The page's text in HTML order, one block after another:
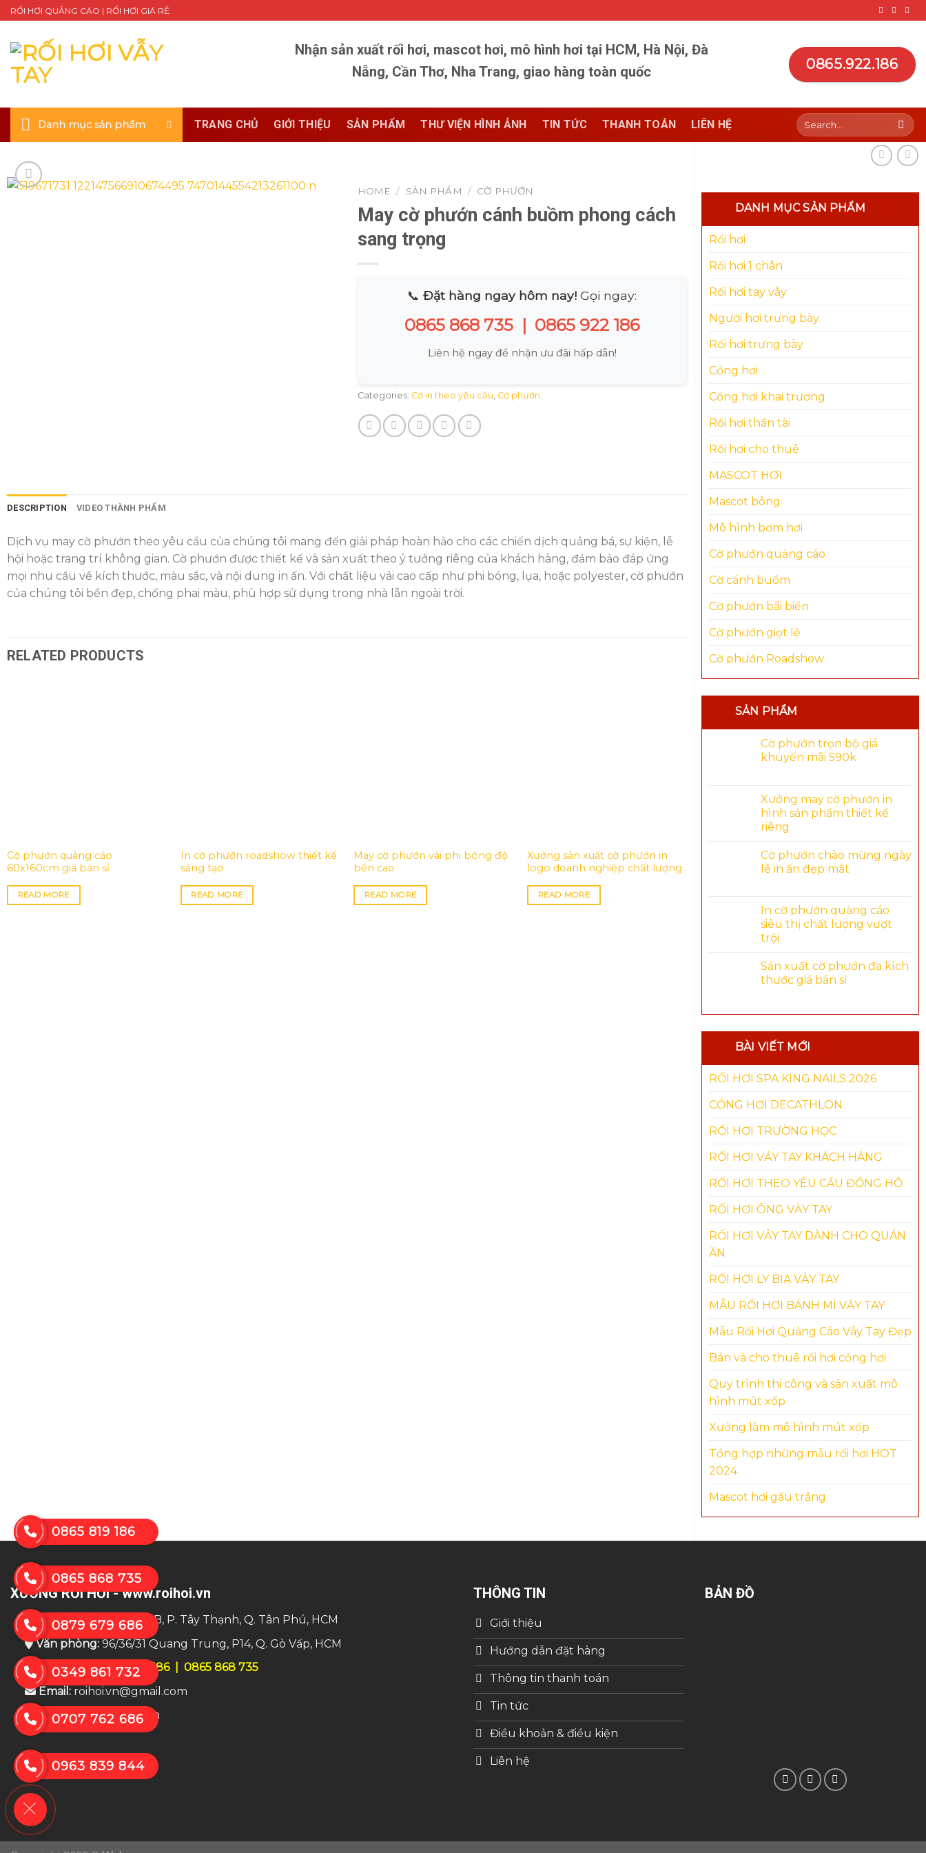
Skip
to
content
RỐI HƠI QUẢNG CÁO | RỐI HƠI GIÁ RẺ
Nhận sản xuất rối hơi, mascot hơi, mô hình hơi tại HCM, Hà Nội, Đà
Nẵng, Cần Thơ, Nha Trang, giao hàng toàn quốc
0865.922.186
Danh mục sản phẩm TRANG CHỦ GIỚI THIỆU SẢN PHẨM THƯ VIỆN HÌNH ẢNH TIN TỨC THANH TOÁN LIÊN HỆ
Search
for:
DANH MỤC SẢN PHẨM
Rối hơi
Rối hơi 1 chân
Rối hơi tay vẫy
Người hơi trưng bày
Rối hơi trưng bày
Cổng hơi
Cổng hơi khai trương
Rối hơi thần tài
Rối hơi cho thuê
MASCOT HƠI
Mascot bông
Mô hình bơm hơi
Cờ phướn quảng cáo
Cờ cánh buồm
Cờ phướn bãi biển
Cờ phướn giọt lệ
Cờ phướn Roadshow
SẢN PHẨM
Cờ phướn trọn bộ giá
khuyến mãi 590k
Xưởng may cờ phướn in
hình sản phẩm thiết kế
riêng
Cờ phướn chào mừng ngày
lễ in ấn đẹp mắt
In cờ phướn quảng cáo
siêu thị chất lượng vượt
trội
Sản xuất cờ phướn đa kích
thước giá bán sỉ
BÀI VIẾT MỚI
RỐI HƠI SPA KING NAILS 2026
CỔNG HƠI DECATHLON
RỐI HƠI TRƯỜNG HỌC
RỐI HƠI VẢY TAY KHÁCH HÀNG
RỐI HƠI THEO YÊU CẦU ĐỒNG HỒ
RỐI HƠI ÔNG VẢY TAY
RỐI HƠI VẢY TAY DÀNH CHO QUÁN
ĂN
RỐI HƠI LY BIA VẢY TAY
MẪU RỐI HƠI BÁNH MÌ VẢY TAY
Mẫu Rối Hơi Quảng Cáo Vẫy Tay Đẹp
Bán và cho thuê rối hơi cổng hơi
Quy trình thi công và sản xuất mô
hình mút xốp
Xưởng làm mô hình mút xốp
Tổng hợp những mẫu rối hơi HOT
2024
Mascot hơi gấu trắng
HOME / SẢN PHẨM / CỜ PHƯỚN
May cờ phướn cánh buồm phong cách
sang trọng
📞Đặt hàng ngay hôm nay! Gọi ngay:
0865 868 735 0865 922 186
Liên hệ ngay để nhận ưu đãi hấp dẫn!
Categories: Cờ in theo yêu cầu Cờ phướn
DESCRIPTION VIDEO THÀNH PHẨM
Dịch vụ may cờ phướn theo yêu cầu của chúng tôi mang đến giải pháp hoàn hảo cho các chiến dịch quảng bá, sự kiện, lễ
hội hoặc trang trí không gian. Cờ phướn được thiết kế và sản xuất theo ý tưởng riêng của khách hàng, đảm bảo đáp ứng
mọi nhu cầu về kích thước, màu sắc, và nội dung in ấn. Với chất liệu vải cao cấp như phi bóng, lụa, hoặc polyester, cờ phướn
của chúng tôi bền đẹp, chống phai màu, phù hợp sử dụng trong nhà lẫn ngoài trời.
RELATED PRODUCTS
Cờ phướn quảng cáo
60x160cm giá bán sỉ
READ MORE
In cờ phướn roadshow thiết kế
sáng tạo
READ MORE
May cờ phướn vải phi bóng độ
bền cao
READ MORE
Xưởng sản xuất cờ phướn in
logo doanh nghiệp chất lượng
READ MORE
In cờ phướn quảng bá thương
hiệu in ấn sắc nét
Cờ
XƯỞNG RỐI HƠI - www.roihoi.vn
Trụ sở:số 8 đường T4B, P. Tây Thạnh, Q. Tân Phú, HCM
Văn phòng:96/36/31 Quang Trung, P14, Q. Gò Vấp, HCM
Điện thoại:0865.922.186| 0865 868 735
Email:roihoi.vn@gmail.com
Website: www.roihoi.vn
THÔNG TIN
Giới thiệu
Hướng dẫn đặt hàng
Thông tin thanh toán
Tin tức
Điều khoản & điều kiện
Liên hệ
BẢN ĐỒ
0865 819 186
0865 868 735
0879 679 686
0349 861 732
0707 762 686
0963 839 844